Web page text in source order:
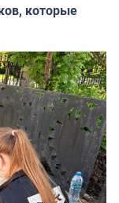
которые